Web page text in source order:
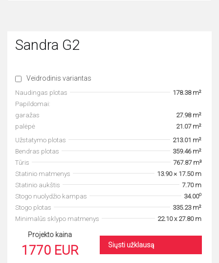
Sandra G2
Veidrodinis variantas
Naudingas plotas
178.38 m²
Papildomai:
garažas
27.98 m²
palėpė
21.07 m²
Užstatymo plotas
213.01 m²
Bendras plotas
359.46 m²
Tūris
767.87 m³
Statinio matmenys
13.90 × 17.50 m
Statinio aukštis
7.70 m
Stogo nuolydžio kampas
34.00o
Stogo plotas
335.23 m²
Minimalūs sklypo matmenys
22.10 x 27.80 m
Projekto kaina
1770 EUR Siųsti užklausą